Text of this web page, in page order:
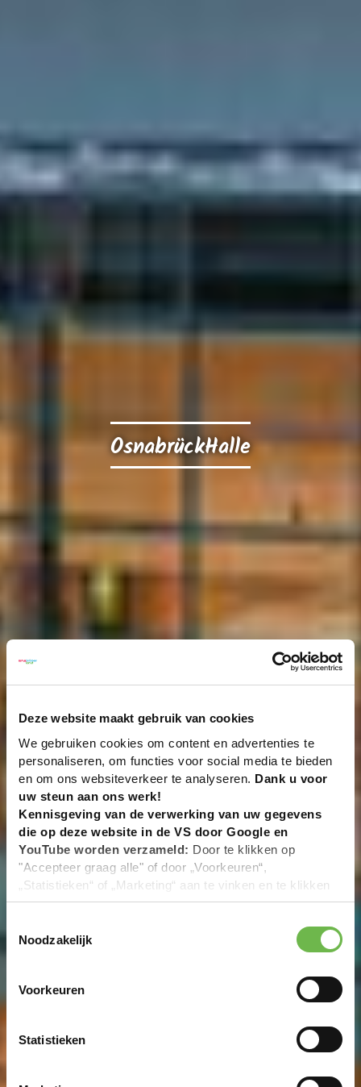
Deze website maakt gebruik van cookies
We gebruiken cookies om content en advertenties te
personaliseren, om functies voor social media te bieden
en om ons websiteverkeer te analyseren. Dank u voor
uw steun aan ons werk!
Kennisgeving van de verwerking van uw gegevens
die op deze website in de VS door Google en
YouTube worden verzameld: Door te klikken op
"Accepteer graag alle" of door „Voorkeuren“,
„Statistieken“ of „Marketing“ aan te vinken en te klikken
op "Selectie handmatig instellen", stemt u er ook mee in
overeenstemming met Art. 49 (1) zin 1 lit. a DSGVO. De
VS zijn door het Europees Hof van Justitie beoordeeld
gegevensbescherming volgens EU-normen. In het
Amerikaanse autoriteiten worden verwerkt voor controle-
en toezichtdoeleinden, mogelijk ook zonder enig
Noodzakelijk
Voorkeuren
Statistieken
OsnabrückHalle